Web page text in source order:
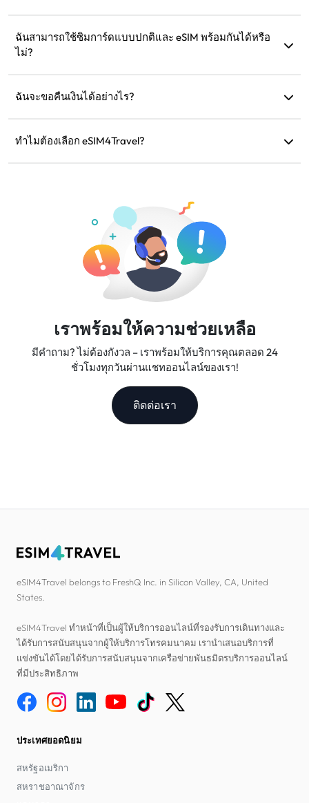
อนาคตไปยังภูมิภาคเดิม
ฉันสามารถใช้ซิมการ์ดแบบปกติและ eSIM พร้อมกันได้หรือ
ไม่?
ธรรมเนียมโรมมิ่งเพิ่มเติมจากซิมการ์ดแบบปกติ
ฉันจะขอคืนเงินได้อย่างไร?
มีปัญหาทางเทคนิค คุณสามารถขอคืนเงินได้ การคืนเงินจะถูก
ทำไมต้องเลือก eSIM4Travel?
เราพร้อมให้ความช่วยเหลือ
มีคำถาม? ไม่ต้องกังวล – เราพร้อมให้บริการคุณตลอด 24
ชั่วโมงทุกวันผ่านแชทออนไลน์ของเรา!
ติดต่อเรา
eSIM4Travel belongs to FreshQ Inc. in Silicon Valley, CA, United
States.
eSIM4Travel ทำหน้าที่เป็นผู้ให้บริการออนไลน์ที่รองรับการเดินทางและ
ได้รับการสนับสนุนจากผู้ให้บริการโทรคมนาคม เรานำเสนอบริการที่
แข่งขันได้โดยได้รับการสนับสนุนจากเครือข่ายพันธมิตรบริการออนไลน์
ที่มีประสิทธิภาพ
ประเทศยอดนิยม
สหรัฐอเมริกา
สหราชอาณาจักร